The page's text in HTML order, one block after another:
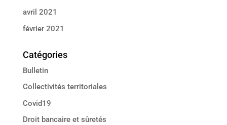
avril 2021
février 2021
Catégories
Bulletin
Collectivités territoriales
Covid19
Droit bancaire et sûretés